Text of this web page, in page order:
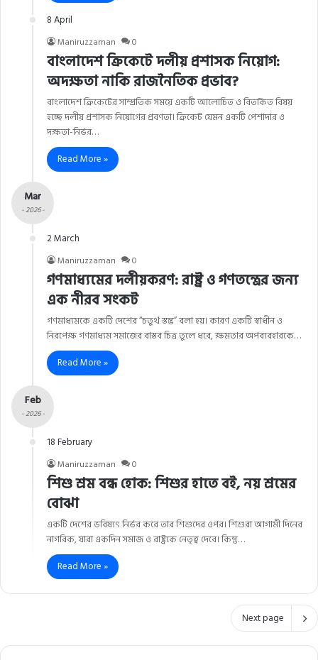
8 April
Maniruzzaman 0
বাংলাদেশ ক্রিকেটে দলীয় প্রশাসক নিয়োগ:
অদক্ষতা নাকি রাজনৈতিক প্রভাব?
বাংলাদেশ ক্রিকেটের সাম্প্রতিক সময়ে একটি আলোচিত ও বিতর্কিত বিষয়
হচ্ছে দলীয় প্রশাসক নিয়োগের প্রবণতা। ক্রিকেট যেমন একটি পেশাদার ও
দক্ষতা-নির্ভর…
Read More »
Mar
- 2026 -
2 March
Maniruzzaman 0
গণমাধ্যমের দলীয়করণ: রাষ্ট্র ও গণতন্ত্রের জন্য
এক নীরব সংকট
গণমাধ্যমকে একটি দেশের “চতুর্থ স্তম্ভ” বলা হয়। কারণ একটি স্বাধীন ও
নিরপেক্ষ গণমাধ্যম সমাজের বাস্তব চিত্র তুলে ধরে, ক্ষমতার অপব্যবহারকে…
Read More »
Feb
- 2026 -
18 February
Maniruzzaman 0
শিশু শ্রম বন্ধ হোক: শিশুর হাতে বই, নয় শ্রমের
বোঝা
একটি দেশের ভবিষ্যৎ নির্ভর করে তার শিশুদের ওপর। শিশুরা আগামী দিনের
নাগরিক, যারা একদিন সমাজ ও রাষ্ট্রকে নেতৃত্ব দেবে। কিন্তু…
Read More »
Next page